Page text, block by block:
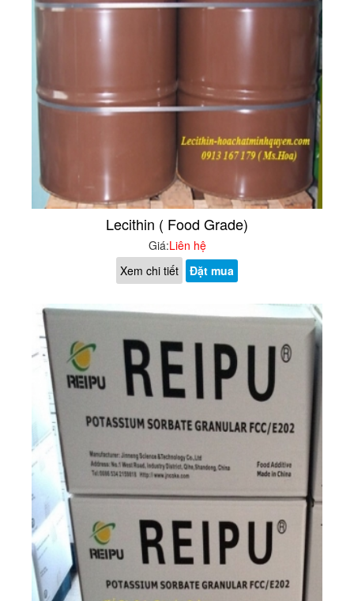
Lecithin ( Food Grade)
Giá:Liên hệ
Xem chi tiết
Đặt mua